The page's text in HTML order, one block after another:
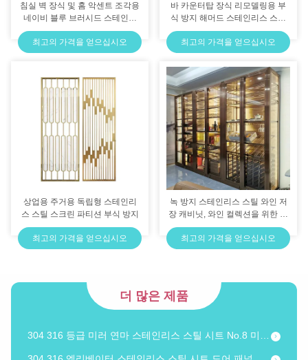
침실 벽 장식 및 홈 악센트 조각용
네이비 블루 브러시드 스테인리
스 스틸 플레이트
최고의 가격을 얻으십시오
바 카운터탑 장식 리모델링용 부
식 방지 해머드 스테인리스 스틸
시트
최고의 가격을 얻으십시오
상업용 주거용 독립형 스테인리
스 스틸 스크린 파티션 부식 방지
최고의 가격을 얻으십시오
녹 방지 스테인리스 스틸 와인 저
장 캐비닛, 와인 컬렉션을 위한 조
절 가능한 선반
최고의 가격을 얻으십시오
더 많은 제품
엘리베이터 인테리어용 맞춤형 스테인리스 스틸 물결 시트 브러시 마감